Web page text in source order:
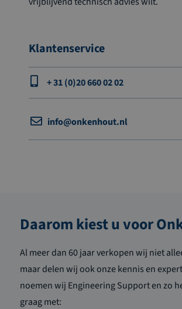
Klantenservice
+ 31 (0)20 660 02 02
info@onkenhout.nl
Daarom kiest u voor
Al meer dan 60 jaar verkopen wij niet
maar delen wij ook onze kennis en
noemen wij Engineering Support en zo
graag met: